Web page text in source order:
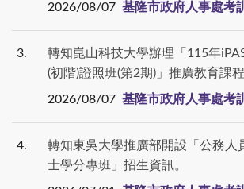
2026/08/07 基隆市政府人事處考
3
轉知崑山科技大學辦理「115年
(初階)證照班(第2期)」推廣教育課程
2026/08/07 基隆市政府人事處考
4
轉知東吳大學推廣部開設「公務人
士學分專班」招生資訊。